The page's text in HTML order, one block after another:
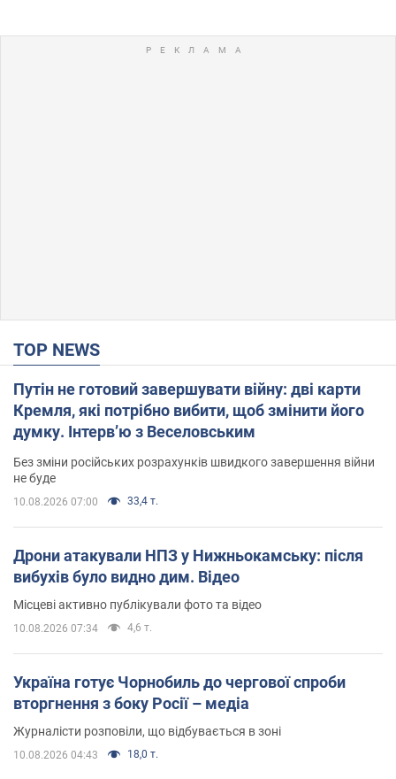
TOP NEWS
Путін не готовий завершувати війну: дві карти
Кремля, які потрібно вибити, щоб змінити його
думку. Інтерв’ю з Веселовським
Без зміни російських розрахунків швидкого завершення війни
не буде
10.08.2026 07:00 33,4 т.
Дрони атакували НПЗ у Нижньокамську: після
вибухів було видно дим. Відео
Місцеві активно публікували фото та відео
10.08.2026 07:34 4,6 т.
Україна готує Чорнобиль до чергової спроби
вторгнення з боку Росії – медіа
Журналісти розповіли, що відбувається в зоні
10.08.2026 04:43 18,0 т.